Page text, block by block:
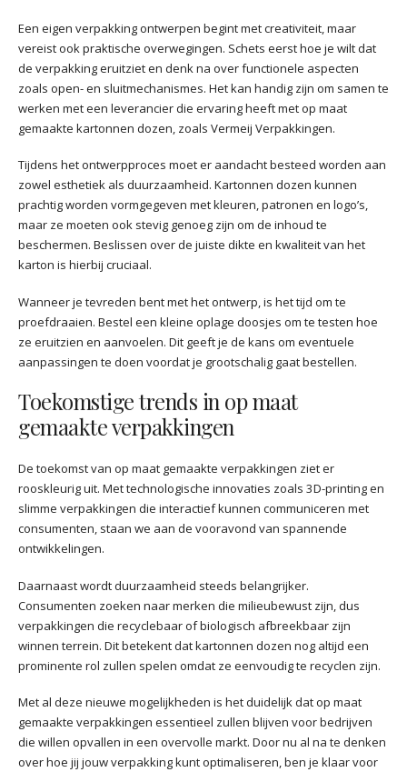
Een eigen verpakking ontwerpen begint met creativiteit, maar
vereist ook praktische overwegingen. Schets eerst hoe je wilt dat
de verpakking eruitziet en denk na over functionele aspecten
zoals open- en sluitmechanismes. Het kan handig zijn om samen te
werken met een leverancier die ervaring heeft met op maat
gemaakte kartonnen dozen, zoals Vermeij Verpakkingen.
Tijdens het ontwerpproces moet er aandacht besteed worden aan
zowel esthetiek als duurzaamheid. Kartonnen dozen kunnen
prachtig worden vormgegeven met kleuren, patronen en logo’s,
maar ze moeten ook stevig genoeg zijn om de inhoud te
beschermen. Beslissen over de juiste dikte en kwaliteit van het
karton is hierbij cruciaal.
Wanneer je tevreden bent met het ontwerp, is het tijd om te
proefdraaien. Bestel een kleine oplage doosjes om te testen hoe
ze eruitzien en aanvoelen. Dit geeft je de kans om eventuele
aanpassingen te doen voordat je grootschalig gaat bestellen.
Toekomstige trends in op maat
gemaakte verpakkingen
De toekomst van op maat gemaakte verpakkingen ziet er
rooskleurig uit. Met technologische innovaties zoals 3D-printing en
slimme verpakkingen die interactief kunnen communiceren met
consumenten, staan we aan de vooravond van spannende
ontwikkelingen.
Daarnaast wordt duurzaamheid steeds belangrijker.
Consumenten zoeken naar merken die milieubewust zijn, dus
verpakkingen die recyclebaar of biologisch afbreekbaar zijn
winnen terrein. Dit betekent dat kartonnen dozen nog altijd een
prominente rol zullen spelen omdat ze eenvoudig te recyclen zijn.
Met al deze nieuwe mogelijkheden is het duidelijk dat op maat
gemaakte verpakkingen essentieel zullen blijven voor bedrijven
die willen opvallen in een overvolle markt. Door nu al na te denken
over hoe jij jouw verpakking kunt optimaliseren, ben je klaar voor